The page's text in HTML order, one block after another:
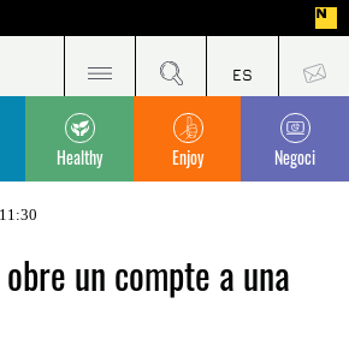
Healthy Enjoy Negoci
obre un compte a una